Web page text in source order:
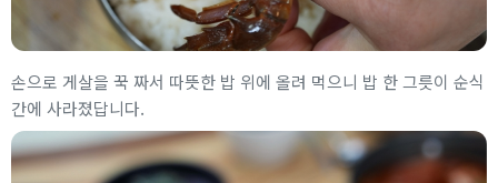
손으로 게살을 꾹 짜서 따뜻한 밥 위에 올려 먹으니 밥 한 그릇이 순식
간에 사라졌답니다.